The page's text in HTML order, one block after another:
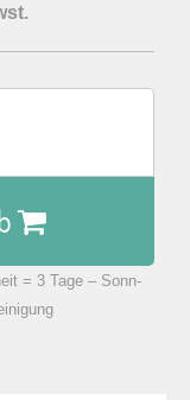
= 3 Tage – Sonn-